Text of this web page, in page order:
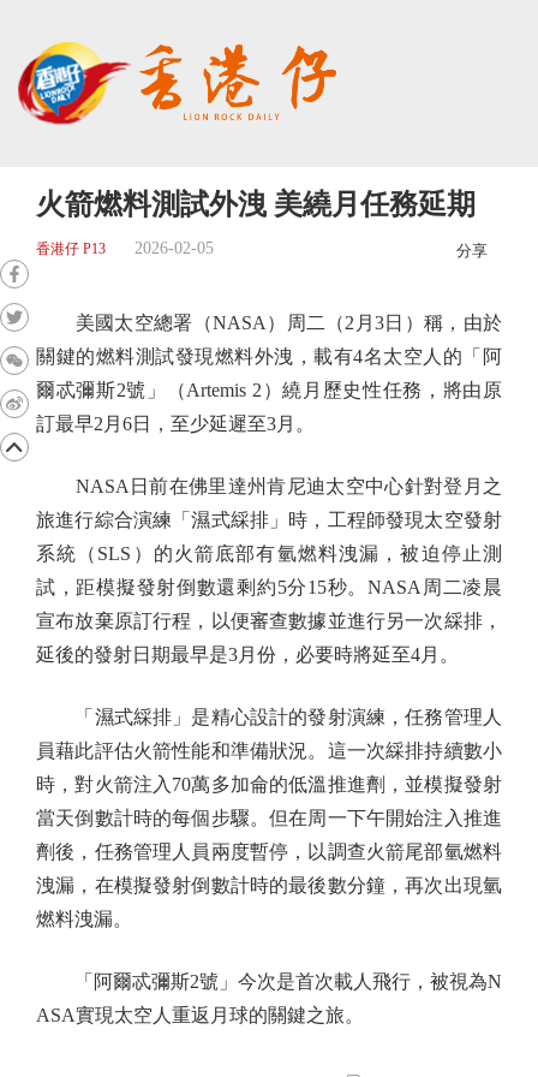
火箭燃料測試外洩 美繞月任務延期
香港仔 P13 2026-02-05 分享
美國太空總署（NASA）周二（2月3日）稱，由於
關鍵的燃料測試發現燃料外洩，載有4名太空人的「阿
爾忒彌斯2號」（Artemis 2）繞月歷史性任務，將由原
訂最早2月6日，至少延遲至3月。
NASA日前在佛里達州肯尼迪太空中心針對登月之
旅進行綜合演練「濕式綵排」時，工程師發現太空發射
系統（SLS）的火箭底部有氫燃料洩漏，被迫停止測
試，距模擬發射倒數還剩約5分15秒。NASA周二凌晨
宣布放棄原訂行程，以便審查數據並進行另一次綵排，
延後的發射日期最早是3月份，必要時將延至4月。
「濕式綵排」是精心設計的發射演練，任務管理人
員藉此評估火箭性能和準備狀況。這一次綵排持續數小
時，對火箭注入70萬多加侖的低溫推進劑，並模擬發射
當天倒數計時的每個步驟。但在周一下午開始注入推進
劑後，任務管理人員兩度暫停，以調查火箭尾部氫燃料
洩漏，在模擬發射倒數計時的最後數分鐘，再次出現氫
燃料洩漏。
「阿爾忒彌斯2號」今次是首次載人飛行，被視為N
ASA實現太空人重返月球的關鍵之旅。